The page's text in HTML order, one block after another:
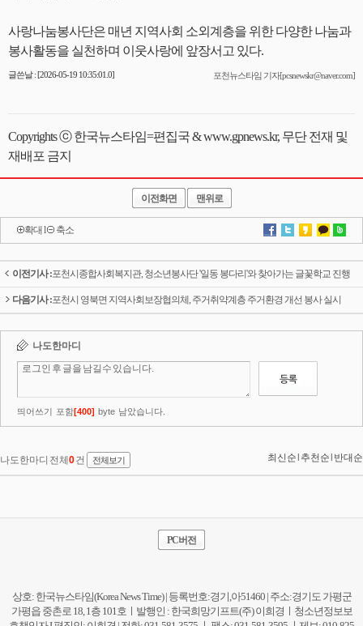
사랑나눔봉사단은 매년 지역사회 소외계층을 위한 다양한 나눔과
봉사활동을 실천하며 이웃사랑에 앞장서고 있다.
글쓴날 : [2026-05-19 10:35:01.0] 포천뉴스타임 기자[pcsnewskr@naver.com]
Copyrights ⓒ 한국뉴스타임=편집국 & www.gpnews.kr, 무단 전재 및
재배포 금지
이전화면 맨위로
확대 l 축소
이전기사 :포천시종합사회복지관, 청소년봉사단 '일동 봉다리'와 찾아가는 글꽃학교 진행
다음기사 :포천시 영북면 지역사회보장협의체, 주거취약계층 주거환경 개선 봉사 실시
PC버전
상호: 한국뉴스타임(Korea News Time) | 등록번호:경기,아51460 | 주소:경기도 가평군
가평읍 중촌로 18, 1층 101호ㅣ발행인 : 한국희망기프트(주) 이희경ㅣ청소년정보보